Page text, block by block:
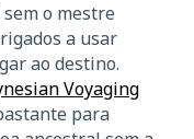
o mestre
a usar
ao destino.
Voyaging
para